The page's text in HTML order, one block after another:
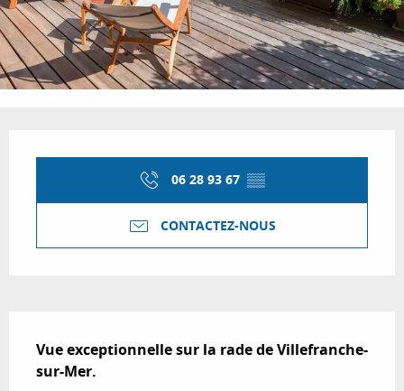
06 28 93 67 ▒▒
CONTACTEZ-NOUS
Vue exceptionnelle sur la rade de Villefranche-
sur-Mer.